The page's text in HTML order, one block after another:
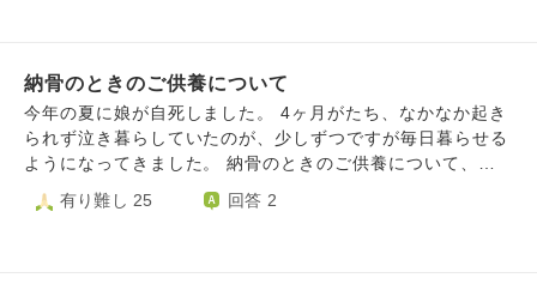
宗派が違うのですがそちらにお世話になっても良いのでしょ
うか？ そうなると今後は私の家系はその宗派という事にな
るのでしょうか？ いくつも質問してすみません。 亡くなっ
た息子が苦しまずにすむようにできる限りのことをしてあげ
納骨のときのご供養について
今年の夏に娘が自死しました。 4ヶ月がたち、なかなか起き
られず泣き暮らしていたのが、少しずつですが毎日暮らせる
ようになってきました。 納骨のときのご供養について、お
聞きしたいです。 うちは、お墓がなくお寺とのお付き合い
がない家でした。私の両親は、宗教で嫌な思いをしているの
有り難し 25 回答 2